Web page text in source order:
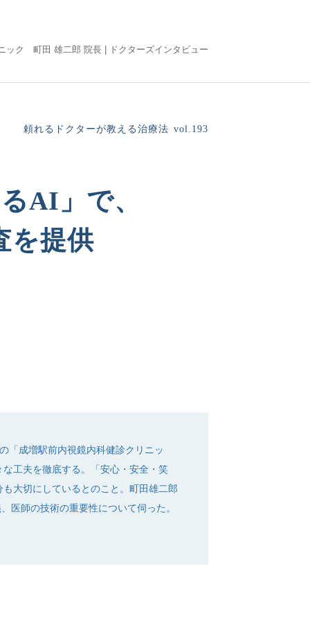
ック 町田 雄二郎 院長 | ドクターズインタビュー
頼れるドクターが教える治療法 vol.193
AI」で、
を提供
「成増駅前内視鏡内科健診クリニッ
工夫を徹底する。「安心・安全・笑
大切にしているとのこと。町田雄二郎
医師の技術の重要性について伺った。